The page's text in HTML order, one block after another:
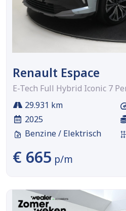
Renault Espace
E-Tech Full Hybrid Iconic 7
29.931 km
2025
Benzine / Elektrisch
€ 665 p/m